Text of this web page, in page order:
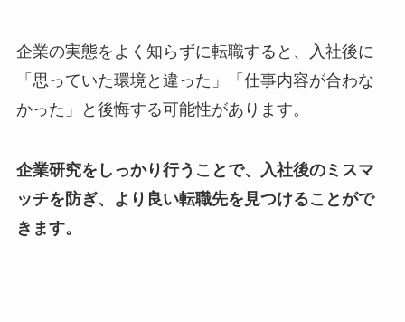
企業の実態をよく知らずに転職すると、入社後に
「思っていた環境と違った」「仕事内容が合わな
かった」と後悔する可能性があります。
企業研究をしっかり行うことで、入社後のミスマ
ッチを防ぎ、より良い転職先を見つけることがで
きます。